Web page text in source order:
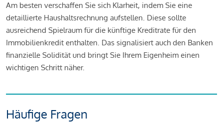
Am besten verschaffen Sie sich Klarheit, indem Sie eine
detaillierte Haushaltsrechnung aufstellen. Diese sollte
ausreichend Spielraum für die künftige Kreditrate für den
Immobilienkredit enthalten. Das signalisiert auch den Banken
finanzielle Solidität und bringt Sie Ihrem Eigenheim einen
wichtigen Schritt näher.
Häufige Fragen